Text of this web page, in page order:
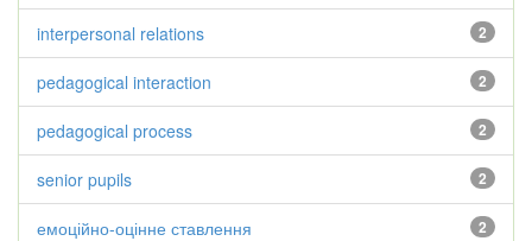
2
interpersonal relations
2
pedagogical interaction
2
pedagogical process
2
senior pupils
2
емоційно-оцінне ставлення